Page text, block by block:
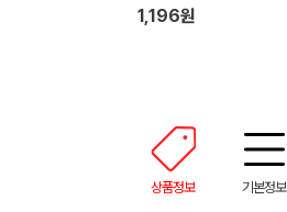
1,196원
상품정보 기본정보